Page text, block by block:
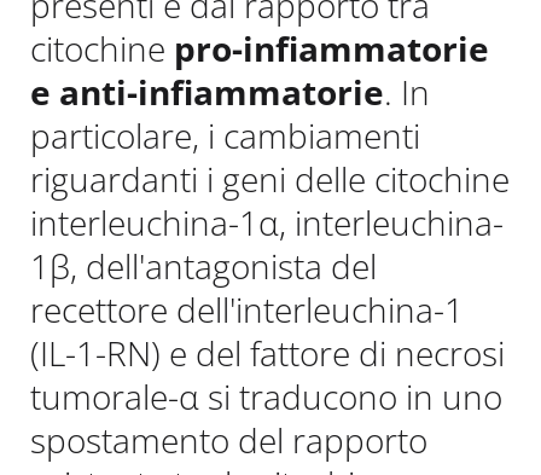
citochine pro-infiammatorie
e anti-infiammatorie. In
particolare, i cambiamenti
riguardanti i geni delle citochine
interleuchina-1α, interleuchina-
1β, dell'antagonista del
recettore dell'interleuchina-1
(IL-1-RN) e del fattore di necrosi
tumorale-α si traducono in uno
spostamento del rapporto